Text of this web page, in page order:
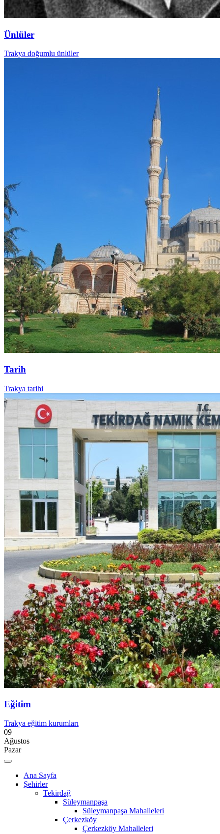
Ünlüler
Trakya doğumlu ünlüler
Tarih
Trakya tarihi
Eğitim
Trakya eğitim kurumları
09
Ağustos
Pazar
Ana Sayfa
Şehirler
Tekirdağ
Süleymanpaşa
Süleymanpaşa Mahalleleri
Çerkezköy
Çerkezköy Mahalleleri